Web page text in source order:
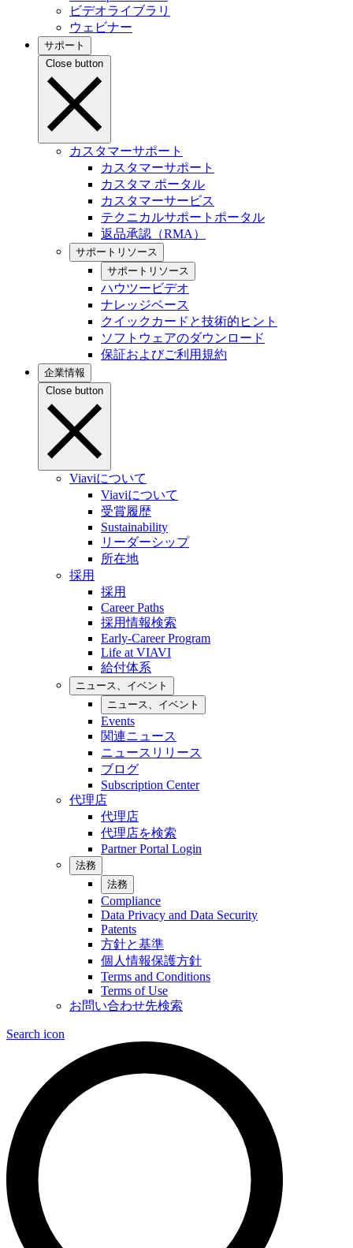
ビデオライブラリ
ウェビナー
サポート
Close button
カスタマーサポート
カスタマーサポート
カスタマ ポータル
カスタマーサービス
テクニカルサポートポータル
返品承認（RMA）
サポートリソース
サポートリソース
ハウツービデオ
ナレッジベース
クイックカードと技術的ヒント
ソフトウェアのダウンロード
保証およびご利用規約
企業情報
Close button
Viaviについて
Viaviについて
受賞履歴
Sustainability
リーダーシップ
所在地
採用
採用
Career Paths
採用情報検索
Early-Career Program
Life at VIAVI
給付体系
ニュース、イベント
ニュース、イベント
Events
関連ニュース
ニュースリリース
ブログ
Subscription Center
代理店
代理店
代理店を検索
Partner Portal Login
法務
法務
Compliance
Data Privacy and Data Security
Patents
方針と基準
個人情報保護方針
Terms and Conditions
Terms of Use
お問い合わせ先検索
Search icon